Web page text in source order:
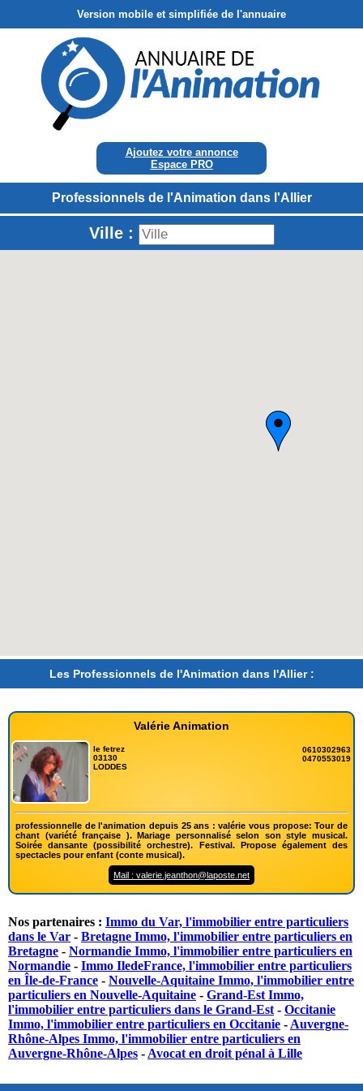
Version mobile et simplifiée de l'annuaire
Ajoutez votre annonce
Espace PRO
Professionnels de l'Animation dans l'Allier
Ville :
Les Professionnels de l'Animation dans l'Allier :
Valérie Animation
le fetrez
03130
LODDES
0610302963
0470553019
professionnelle de l'animation depuis 25 ans : valérie vous propose: Tour de
chant (variété française ). Mariage personnalisé selon son style musical.
Soirée dansante (possibilité orchestre). Festival. Propose également des
spectacles pour enfant (conte musical).
Mail : valerie.jeanthon@laposte.net
Nos partenaires : Immo du Var, l'immobilier entre particuliers
dans le Var - Bretagne Immo, l'immobilier entre particuliers en
Bretagne - Normandie Immo, l'immobilier entre particuliers en
Normandie - Immo IledeFrance, l'immobilier entre particuliers
en Île-de-France - Nouvelle-Aquitaine Immo, l'immobilier entre
particuliers en Nouvelle-Aquitaine - Grand-Est Immo,
l'immobilier entre particuliers dans le Grand-Est - Occitanie
Immo, l'immobilier entre particuliers en Occitanie - Auvergne-
Rhône-Alpes Immo, l'immobilier entre particuliers en
Auvergne-Rhône-Alpes - Avocat en droit pénal à Lille